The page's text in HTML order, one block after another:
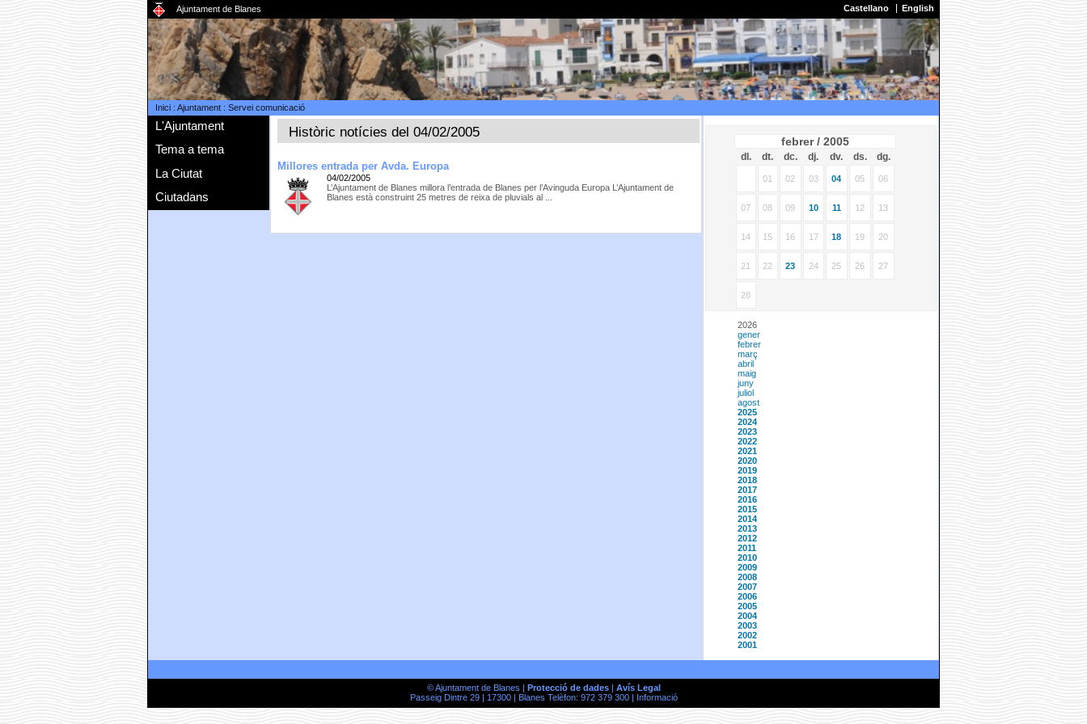
Ajuntament de Blanes Castellano English
Inici: Ajuntament: Servei comunicació
L'Ajuntament
Tema a tema
La Ciutat
Ciutadans
Històric notícies del 04/02/2005
Millores entrada per Avda. Europa
04/02/2005
L’Ajuntament de Blanes millora l’entrada de Blanes per l’Avinguda Europa L’Ajuntament de
Blanes està construint 25 metres de reixa de pluvials al ...
febrer / 2005
dl. dt. dc. dj. dv. ds. dg.
01 02 03 04 05 06
07 08 09 10 11 12 13
14 15 16 17 18 19 20
21 22 23 24 25 26 27
28
2026
gener
febrer
març
abril
maig
juny
juliol
agost
2025
2024
2023
2022
2021
2020
2019
2018
2017
2016
2015
2014
2013
2012
2011
2010
2009
2008
2007
2006
2005
2004
2003
2002
2001
© Ajuntament de Blanes | Protecció de dades| Avís Legal
Passeig Dintre 29 | 17300 | Blanes Telèfon: 972 379 300 |
Informació